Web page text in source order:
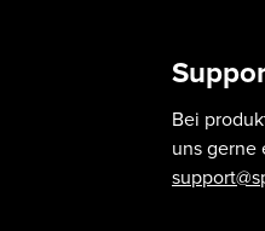
Bei
uns gerne